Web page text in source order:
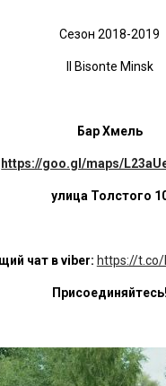
Сезон 2018-2019
Il Bisonte Minsk
Бар Хмель
https://goo.gl/maps/
улица Толстого
чат в viber: https://t.co/
Присоединяйтесь!